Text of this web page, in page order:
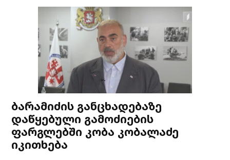
ბარამიძის განცხადებაზე
დაწყებული გამოძიების
ფარგლებში კობა კობალაძე
იკითხება